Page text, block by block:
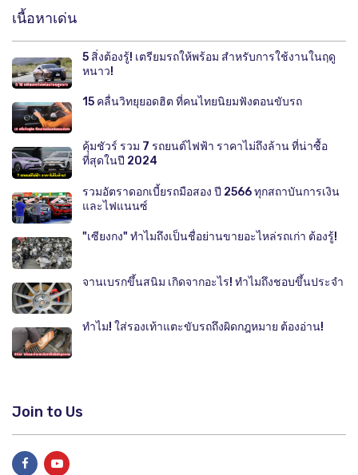
เนื้อหาเด่น
5 สิ่งต้องรู้! เตรียมรถให้พร้อม สำหรับการใช้งานในฤดู
หนาว!
15 คลื่นวิทยุยอดฮิต ที่คนไทยนิยมฟังตอนขับรถ
คุ้มชัวร์ รวม 7 รถยนต์ไฟฟ้า ราคาไม่ถึงล้าน ที่น่าซื้อ
ที่สุดในปี 2024
รวมอัตราดอกเบี้ยรถมือสอง ปี 2566 ทุกสถาบันการเงิน
และไฟแนนซ์
"เซียงกง" ทำไมถึงเป็นชื่อย่านขายอะไหล่รถเก่า ต้องรู้!
จานเบรกขึ้นสนิม เกิดจากอะไร! ทำไมถึงชอบขึ้นประจำ
ทำไม! ใส่รองเท้าแตะขับรถถึงผิดกฎหมาย ต้องอ่าน!
Join to Us